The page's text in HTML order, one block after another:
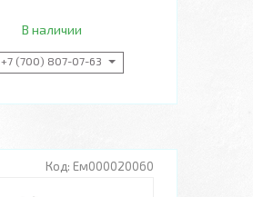
В наличии
+7 (700) 807-07-63
Ем000020060